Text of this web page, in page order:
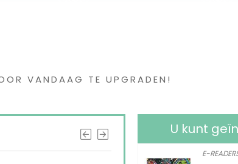
VANDAAG TE UPGRADEN!
U kunt
E-